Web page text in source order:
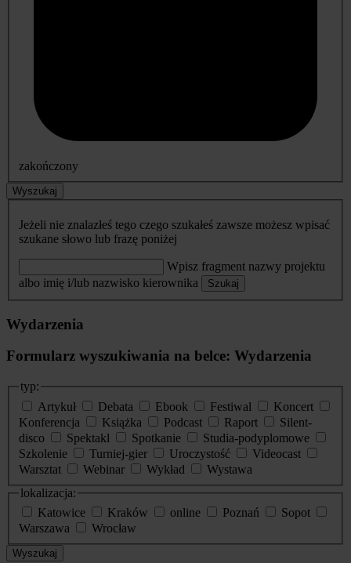
zakończony
Wyszukaj
Jeżeli nie znalazłeś tego czego szukałeś zawsze możesz wpisać
szukane słowo lub frazę poniżej
Wpisz fragment nazwy projektu
albo imię i/lub nazwisko kierownika
Szukaj
Wydarzenia
Formularz wyszukiwania na belce: Wydarzenia
typ:
Artykuł
Debata Ebook Festiwal
Koncert
Konferencja
Książka Podcast Raport
Silent-
disco
Spektakl Spotkanie
Studia-podyplomowe
Szkolenie
Turniej-gier Uroczystość
Videocast
Warsztat
Webinar Wykład
Wystawa
lokalizacja:
Katowice
Kraków online Poznań
Sopot
Warszawa
Wrocław
Wyszukaj